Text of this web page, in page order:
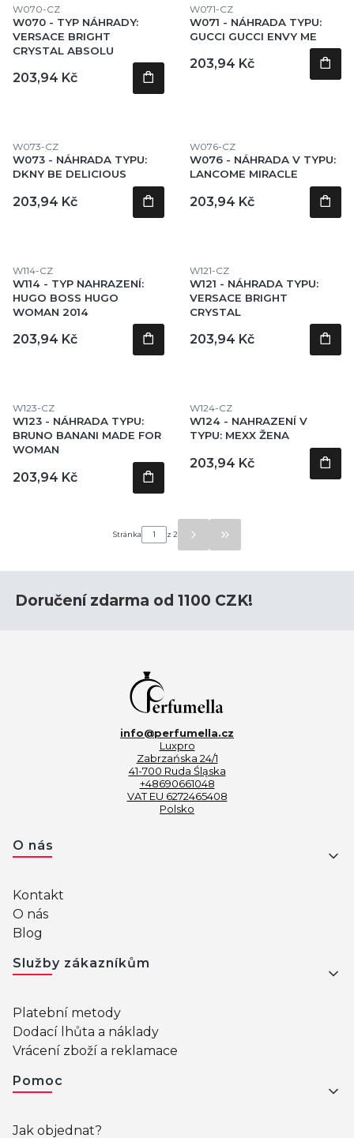
Kód produktu
W070-CZ
W070 - TYP NÁHRADY:
VERSACE BRIGHT
CRYSTAL ABSOLU
Cena
203,94 Kč
Kód produktu
W071-CZ
W071 - NÁHRADA TYPU:
GUCCI GUCCI ENVY ME
Cena
203,94 Kč
Kód produktu
W073-CZ
W073 - NÁHRADA TYPU:
DKNY BE DELICIOUS
Cena
203,94 Kč
Kód produktu
W076-CZ
W076 - NÁHRADA V TYPU:
LANCOME MIRACLE
Cena
203,94 Kč
Kód produktu
W114-CZ
W114 - TYP NAHRAZENÍ:
HUGO BOSS HUGO
WOMAN 2014
Cena
203,94 Kč
Kód produktu
W121-CZ
W121 - NÁHRADA TYPU:
VERSACE BRIGHT
CRYSTAL
Cena
203,94 Kč
Kód produktu
W123-CZ
W123 - NÁHRADA TYPU:
BRUNO BANANI MADE FOR
WOMAN
Cena
203,94 Kč
Kód produktu
W124-CZ
W124 - NAHRAZENÍ V
TYPU: MEXX ŽENA
Cena
203,94 Kč
Stránka z 2
Přejít na poslední stránku
Doručení zdarma od 1100 CZK!
info@perfumella.cz
Luxpro
Zabrzańska 24/1
41-700 Ruda Śląska
+48690661048
VAT EU 6272465408
Polsko
Menu v zápatí
O nás
Kontakt
O nás
Blog
Služby zákazníkům
Platební metody
Dodací lhůta a náklady
Vrácení zboží a reklamace
Pomoc
Jak objednat?